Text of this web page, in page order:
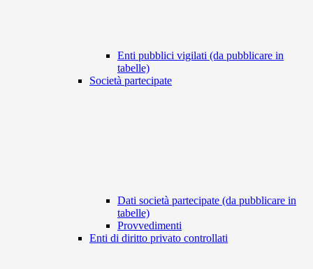
Enti pubblici vigilati (da pubblicare in
tabelle)
Società partecipate
Dati società partecipate (da pubblicare in
tabelle)
Provvedimenti
Enti di diritto privato controllati